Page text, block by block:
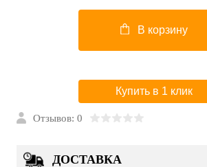
В корзину
Купить в 1 клик
Отзывов: 0
ДОСТАВКА